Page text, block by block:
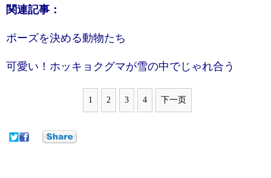
関連記事：
ポーズを決める動物たち
可愛い！ホッキョクグマが雪の中でじゃれ合う
1 2 3 4 下一页